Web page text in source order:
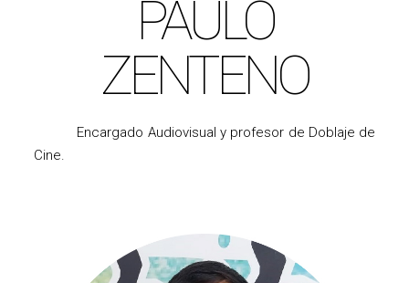
PAULO
ZENTENO
Encargado Audiovisual y profesor de Doblaje de
Cine.